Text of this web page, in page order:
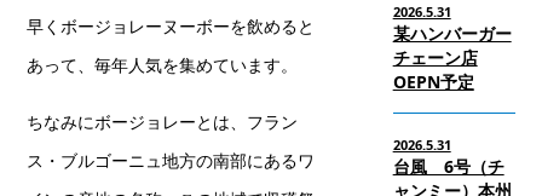
早くボージョレーヌーボーを飲めると
あって、毎年人気を集めています。
ちなみにボージョレーとは、フラン
ス・ブルゴーニュ地方の南部にあるワ
2026.5.31
某ハンバーガー
チェーン店
OEPN予定
2026.5.31
台風 6号（チ
ャンミー）本州